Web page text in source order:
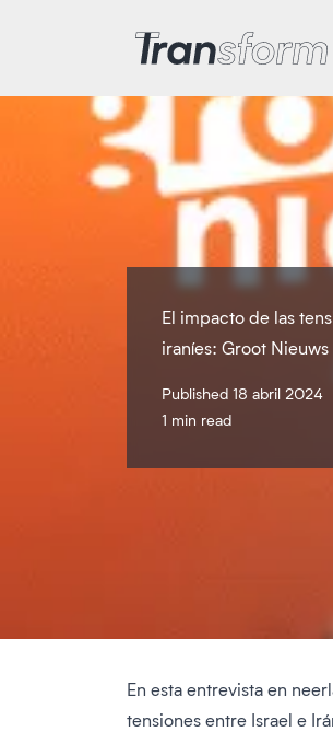
Transform Iran
El impacto de las
iraníes: Groot Nieuws
Published 18 abril 2024
1 min read
En esta entrevista en
tensiones entre Israel e